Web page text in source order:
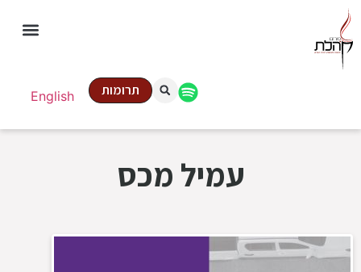
English תרומות
עמיל מכס